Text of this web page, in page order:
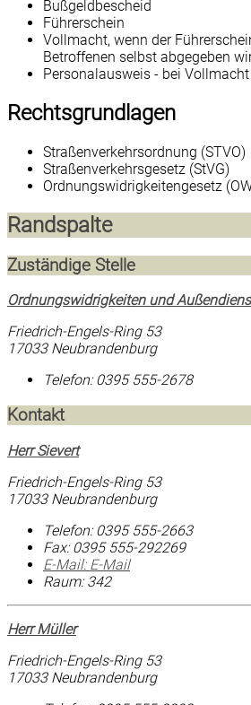
Bußgeldbescheid
Führerschein
Vollmacht, wenn der
Betroffenen selbst abgegeben
Personalausweis - bei Vollmacht
Rechtsgrundlagen
Straßenverkehrsordnung (STVO)
Straßenverkehrsgesetz (StVG)
Ordnungswidrigkeitengesetz
Randspalte
Zuständige Stelle
Ordnungswidrigkeiten und
Friedrich-Engels-Ring 53
17033 Neubrandenburg
Telefon:0395 555-2678
Kontakt
Herr Sievert
Friedrich-Engels-Ring 53
17033 Neubrandenburg
Telefon:0395 555-2663
Fax:0395 555-292269
E-Mail: E-Mail
Raum: 342
Herr Müller
Friedrich-Engels-Ring 53
17033 Neubrandenburg